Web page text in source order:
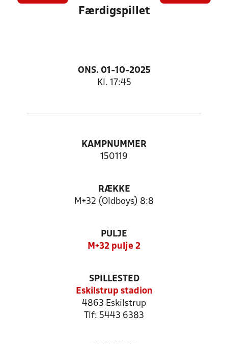
Færdigspillet
ONS. 01-10-2025
Kl. 17:45
KAMPNUMMER
150119
RÆKKE
M+32 (Oldboys) 8:8
PULJE
M+32 pulje 2
SPILLESTED
Eskilstrup stadion
4863 Eskilstrup
Tlf: 5443 6383